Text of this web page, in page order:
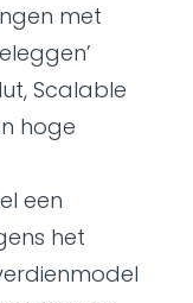
met
Scalable
hoge
een
het